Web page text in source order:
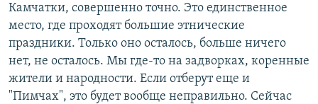
Камчатки, совершенно точно. Это единственное
место, где проходят большие этнические
праздники. Только оно осталось, больше ничего
нет, не осталось. Мы где-то на задворках, коренные
жители и народности. Если отберут еще и
"Пимчах", это будет вообще неправильно. Сейчас